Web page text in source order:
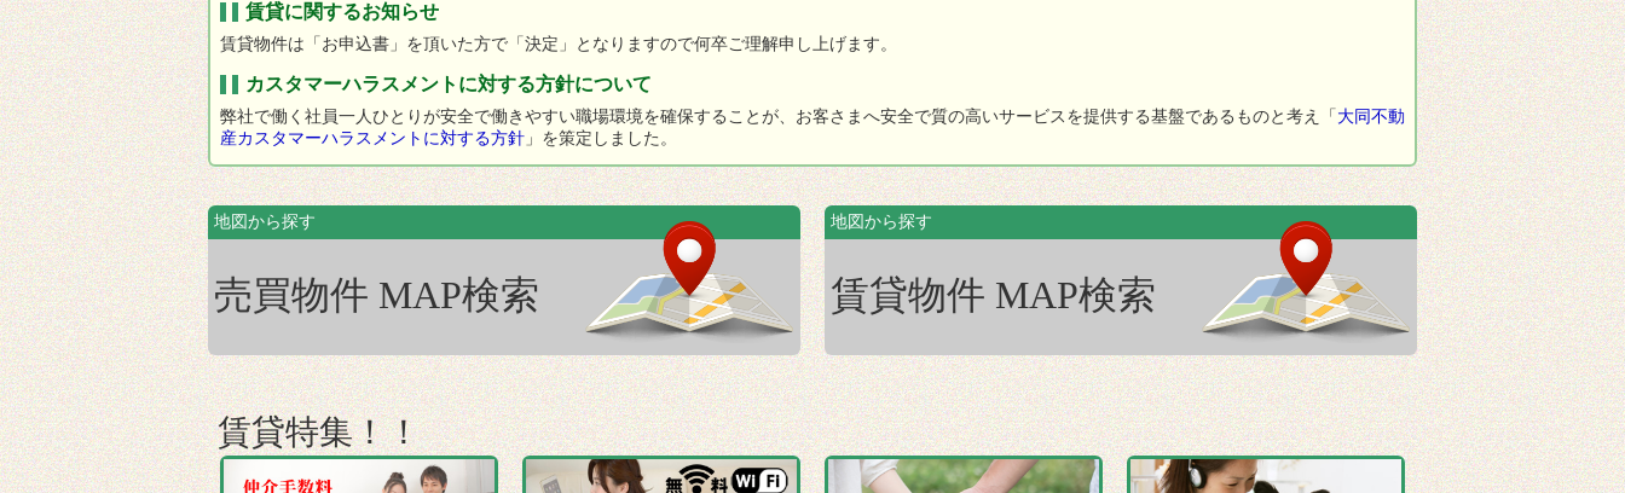
賃貸に関するお知らせ
賃貸物件は「お申込書」を頂いた方で「決定」となりますので何卒ご理解申し上げます。
カスタマーハラスメントに対する方針について
弊社で働く社員一人ひとりが安全で働きやすい職場環境を確保することが、お客さまへ安全で質の高いサービスを提供する基盤であるものと考え「大同不動
産カスタマーハラスメントに対する方針 」を策定しました。
賃貸特集！！